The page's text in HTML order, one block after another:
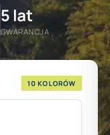
5 lat
GWARANCJA
10 KOLORÓW